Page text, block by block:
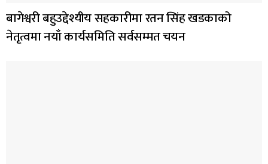
बागेश्वरी बहुउद्देश्यीय सहकारीमा रतन सिंह खडकाको
नेतृत्वमा नयाँ कार्यसमिति सर्वसम्मत चयन